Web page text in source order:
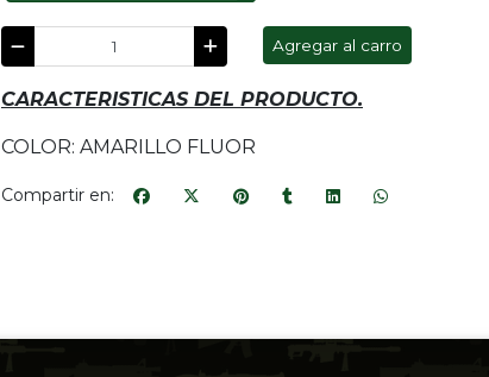
Agregar al carro
CARACTERISTICAS DEL PRODUCTO.
COLOR: AMARILLO FLUOR
Compartir en: